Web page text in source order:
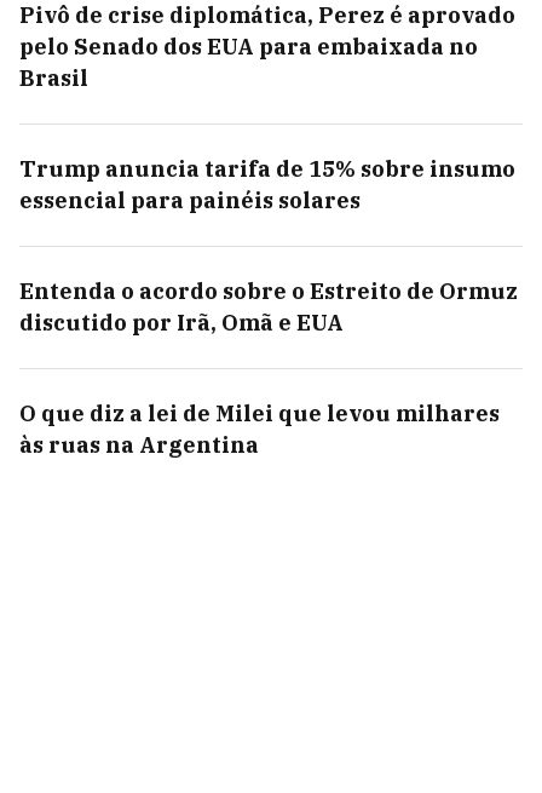
Pivô de crise diplomática, Perez é aprovado
pelo Senado dos EUA para embaixada no
Brasil
Trump anuncia tarifa de 15% sobre insumo
essencial para painéis solares
Entenda o acordo sobre o Estreito de Ormuz
discutido por Irã, Omã e EUA
O que diz a lei de Milei que levou milhares
às ruas na Argentina